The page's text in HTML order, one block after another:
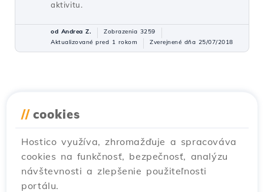
aktivitu.
od Andrea Z.
Zobrazenia 3259
Aktualizované pred 1 rokom
Zverejnené dňa 25/07/2018
// cookies
Hostico využíva, zhromažďuje a spracováva
cookies na funkčnosť, bezpečnosť, analýzu
návštevnosti a zlepšenie použiteľnosti
portálu.